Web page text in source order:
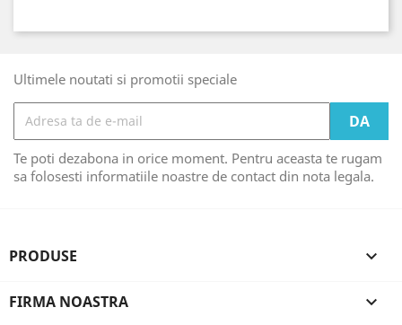
Ultimele noutati si promotii speciale
Te poti dezabona in orice moment. Pentru aceasta te rugam
sa folosesti informatiile noastre de contact din nota legala.
PRODUSE 
FIRMA NOASTRA 